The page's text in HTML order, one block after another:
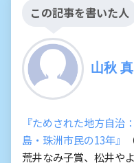
この記事を書いた人
山秋 真
『ためされた地方自治
島・珠洲市民の13年』
荒井なみ子賞、松井や